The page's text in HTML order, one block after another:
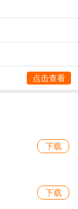
点击查看
下载
下载